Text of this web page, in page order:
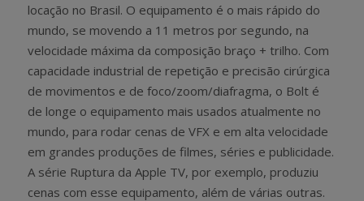
locação no Brasil. O equipamento é o mais rápido do
mundo, se movendo a 11 metros por segundo, na
velocidade máxima da composição braço + trilho. Com
capacidade industrial de repetição e precisão cirúrgica
de movimentos e de foco/zoom/diafragma, o Bolt é
de longe o equipamento mais usados atualmente no
mundo, para rodar cenas de VFX e em alta velocidade
em grandes produções de filmes, séries e publicidade.
A série Ruptura da Apple TV, por exemplo, produziu
cenas com esse equipamento, além de várias outras.